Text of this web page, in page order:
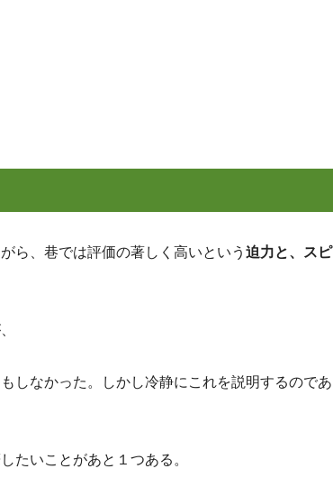
ら、巷では評価の著しく高いという迫力と、スピ
しなかった。しかし冷静にこれを説明するのであ
たいことがあと１つある。